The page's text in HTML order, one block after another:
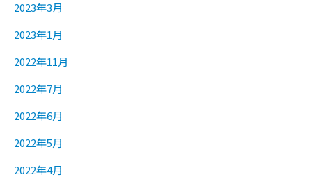
2023年3月
2023年1月
2022年11月
2022年7月
2022年6月
2022年5月
2022年4月